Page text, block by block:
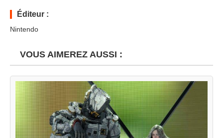
Éditeur :
Nintendo
VOUS AIMEREZ AUSSI :